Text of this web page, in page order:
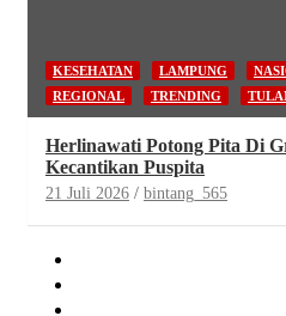
KESEHATAN LAMPUNG
REGIONAL
TRENDING
Herlinawati Potong Pita Di
Kecantikan Puspita
21 Juli 2026 bintang_565